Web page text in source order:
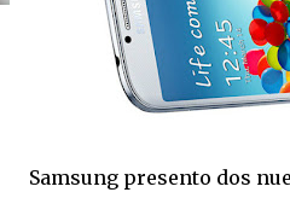
Samsung presento dos